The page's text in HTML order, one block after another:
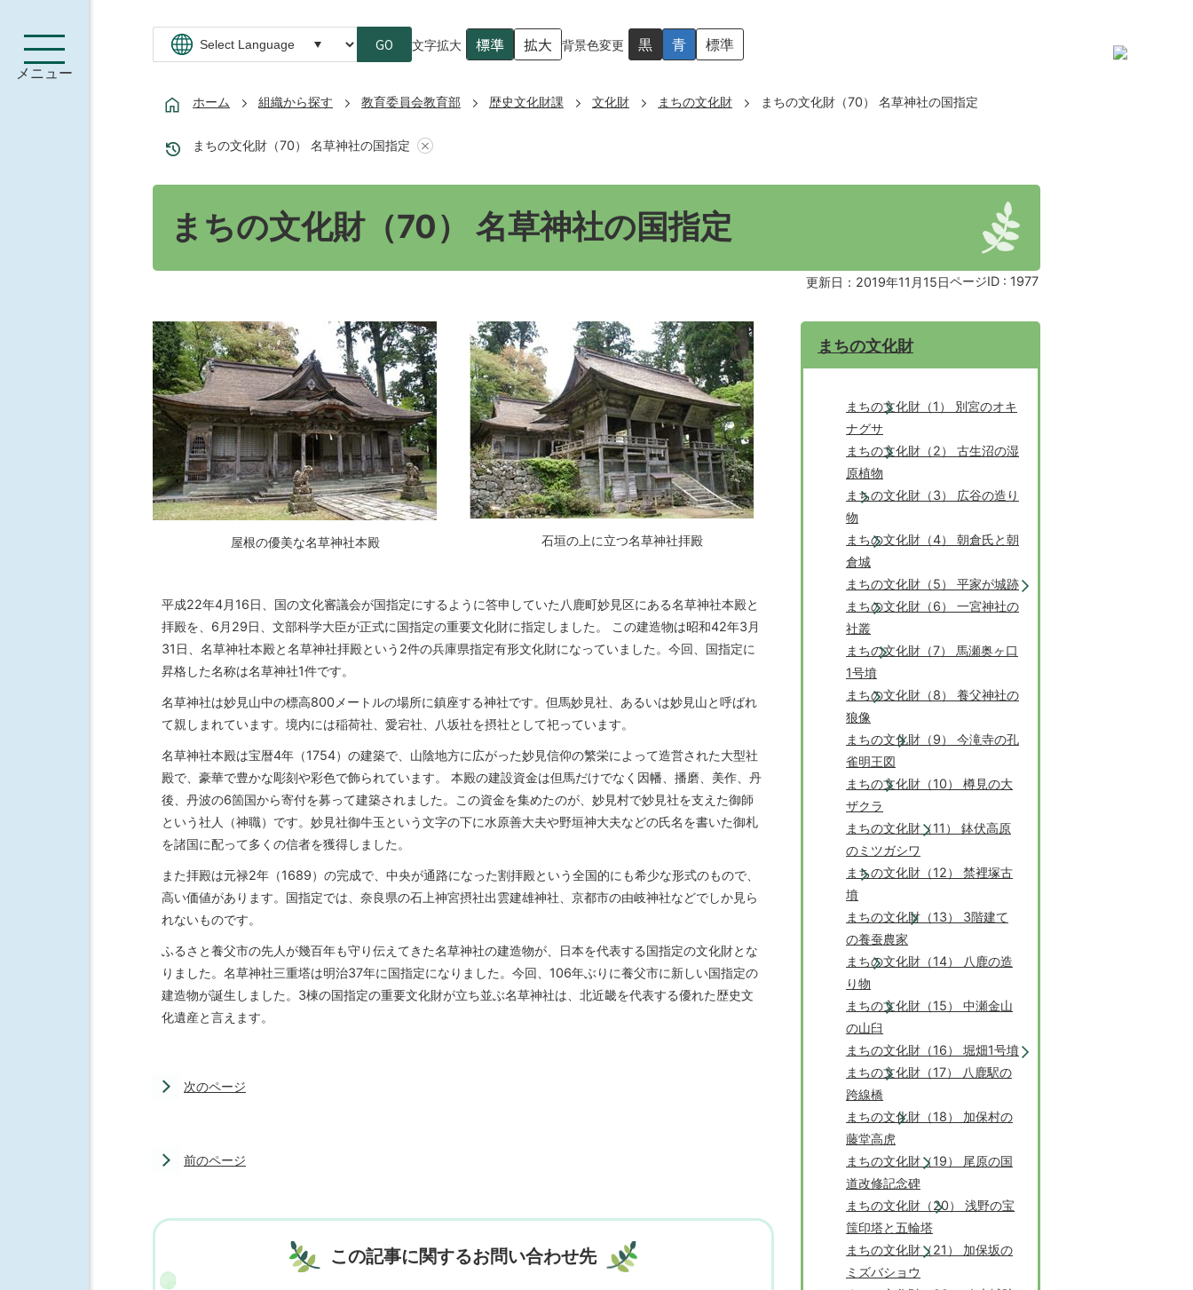
メニュー
GO 文字拡大 標準 拡大 背景色変更 黒 青 標準
ホーム 組織から探す 教育委員会教育部 歴史文化財課 文化財 まちの文化財 まちの文化財（70） 名草神社の国指定
まちの文化財（70） 名草神社の国指定
まちの文化財（70） 名草神社の国指定
更新日：2019年11月15日ページID : 1977
屋根の優美な名草神社本殿 石垣の上に立つ名草神社拝殿
平成22年4月16日、国の文化審議会が国指定にするように答申していた八鹿町妙見区にある名草神社本殿と
拝殿を、6月29日、文部科学大臣が正式に国指定の重要文化財に指定しました。 この建造物は昭和42年3月
31日、名草神社本殿と名草神社拝殿という2件の兵庫県指定有形文化財になっていました。今回、国指定に
昇格した名称は名草神社1件です。
名草神社は妙見山中の標高800メートルの場所に鎮座する神社です。但馬妙見社、あるいは妙見山と呼ばれ
て親しまれています。境内には稲荷社、愛宕社、八坂社を摂社として祀っています。
名草神社本殿は宝暦4年（1754）の建築で、山陰地方に広がった妙見信仰の繁栄によって造営された大型社
殿で、豪華で豊かな彫刻や彩色で飾られています。 本殿の建設資金は但馬だけでなく因幡、播磨、美作、丹
後、丹波の6箇国から寄付を募って建築されました。この資金を集めたのが、妙見村で妙見社を支えた御師
という社人（神職）です。妙見社御牛玉という文字の下に水原善大夫や野垣神大夫などの氏名を書いた御札
を諸国に配って多くの信者を獲得しました。
また拝殿は元禄2年（1689）の完成で、中央が通路になった割拝殿という全国的にも希少な形式のもので、
高い価値があります。国指定では、奈良県の石上神宮摂社出雲建雄神社、京都市の由岐神社などでしか見ら
れないものです。
ふるさと養父市の先人が幾百年も守り伝えてきた名草神社の建造物が、日本を代表する国指定の文化財とな
りました。名草神社三重塔は明治37年に国指定になりました。今回、106年ぶりに養父市に新しい国指定の
建造物が誕生しました。3棟の国指定の重要文化財が立ち並ぶ名草神社は、北近畿を代表する優れた歴史文
化遺産と言えます。
次のページ
前のページ
この記事に関するお問い合わせ先
まちの文化財
まちの文化財（1） 別宮のオキ
ナグサ
まちの文化財（2） 古生沼の湿
原植物
まちの文化財（3） 広谷の造り
物
まちの文化財（4） 朝倉氏と朝
倉城
まちの文化財（5） 平家が城跡
まちの文化財（6） 一宮神社の
社叢
まちの文化財（7） 馬瀬奥ヶ口
1号墳
まちの文化財（8） 養父神社の
狼像
まちの文化財（9） 今滝寺の孔
雀明王図
まちの文化財（10） 樽見の大
ザクラ
まちの文化財（11） 鉢伏高原
のミツガシワ
まちの文化財（12） 禁裡塚古
墳
まちの文化財（13） 3階建て
の養蚕農家
まちの文化財（14） 八鹿の造
り物
まちの文化財（15） 中瀬金山
の山臼
まちの文化財（16） 堀畑1号墳
まちの文化財（17） 八鹿駅の
跨線橋
まちの文化財（18） 加保村の
藤堂高虎
まちの文化財（19） 尾原の国
道改修記念碑
まちの文化財（20） 浅野の宝
筺印塔と五輪塔
まちの文化財（21） 加保坂の
ミズバショウ